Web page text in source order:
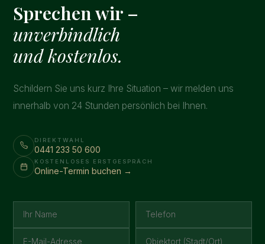
Sprechen wir –
unverbindlich
und kostenlos.
Schildern Sie uns kurz Ihre Situation – wir melden uns
innerhalb von 24 Stunden persönlich bei Ihnen.
DIREKTWAHL
0441 233 50 600
KOSTENLOSES ERSTGESPRÄCH
Online-Termin buchen →